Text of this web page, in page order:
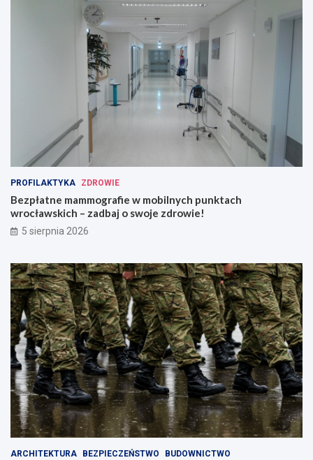
PROFILAKTYKA ZDROWIE
Bezpłatne mammografie w mobilnych punktach
wrocławskich – zadbaj o swoje zdrowie!
5 sierpnia 2026
ARCHITEKTURA BEZPIECZEŃSTWO BUDOWNICTWO